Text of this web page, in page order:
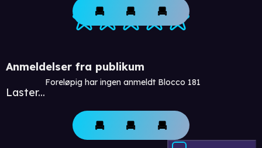
Anmeldelser fra publikum
Laster...
Foreløpig har ingen anmeldt Blocco 181